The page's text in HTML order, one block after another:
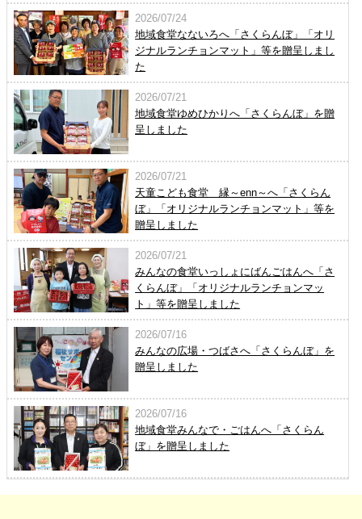
2026/07/24
地域食堂なないろへ「さくらんぼ」「オリ
ジナルランチョンマット」等を贈呈しまし
た
2026/07/21
地域食堂ゆめひかりへ「さくらんぼ」を贈
呈しました
2026/07/21
天童こども食堂 縁～enn～へ「さくらん
ぼ」「オリジナルランチョンマット」等を
贈呈しました
2026/07/21
みんなの食堂いっしょにばんごはんへ「さ
くらんぼ」「オリジナルランチョンマッ
ト」等を贈呈しました
2026/07/16
みんなの広場・つばさへ「さくらんぼ」を
贈呈しました
2026/07/16
地域食堂みんなで・ごはんへ「さくらん
ぼ」を贈呈しました